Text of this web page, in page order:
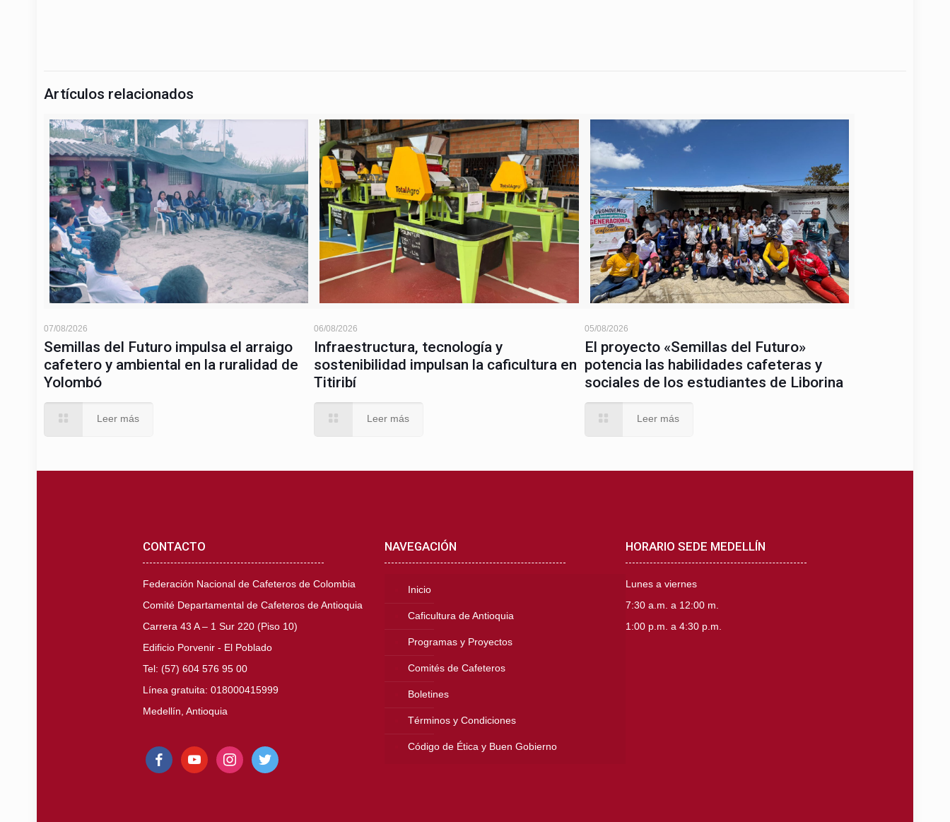
Artículos relacionados
07/08/2026
Semillas del Futuro impulsa el arraigo
cafetero y ambiental en la ruralidad de
Yolombó
Leer más
06/08/2026
Infraestructura, tecnología y
sostenibilidad impulsan la caficultura en
Titiribí
Leer más
05/08/2026
El proyecto «Semillas del Futuro»
potencia las habilidades cafeteras y
sociales de los estudiantes de Liborina
Leer más
CONTACTO
Federación Nacional de Cafeteros de Colombia
Comité Departamental de Cafeteros de Antioquia
Carrera 43 A – 1 Sur 220 (Piso 10)
Edificio Porvenir - El Poblado
Tel: (57) 604 576 95 00
Línea gratuita: 018000415999
Medellín, Antioquia
facebookyoutube instagramtwitter
NAVEGACIÓN
Inicio
Caficultura de Antioquia
Programas y Proyectos
Comités de Cafeteros
Boletines
Términos y Condiciones
Código de Ética y Buen Gobierno
HORARIO SEDE MEDELLÍN
Lunes a viernes
7:30 a.m. a 12:00 m.
1:00 p.m. a 4:30 p.m.